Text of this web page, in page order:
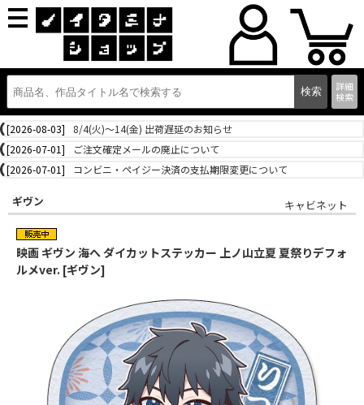
詳細
検索
[2026-08-03]
8/4(火)～14(金) 出荷遅延のお知らせ
[2026-07-01]
ご注文確定メールの廃止について
[2026-07-01]
コンビニ・ペイジー決済の支払期限変更について
ギヴン キャビネット
映画 ギヴン 海へ ダイカットステッカー 上ノ山立夏 夏祭りデフォ
ルメver. [ギヴン]